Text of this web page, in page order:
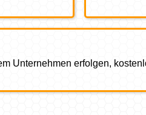
Unternehmen erfolgen,